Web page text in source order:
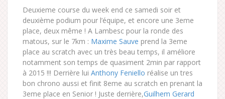
Deuxieme course du week end ce samedi soir et
deuxième podium pour l’équipe, et encore une 3eme
place, deux même ! A Lambesc pour la ronde des
matous, sur le 7km : Maxime Sauve prend la 3eme
place au scratch avec un très beau temps, il améliore
notamment son temps de quasiment 2min par rapport
à 2015 !!! Derrière lui Anthony Feniello réalise un tres
bon chrono aussi et finit 8eme au scratch en prenant la
3eme place en Senior ! Juste derrière,Guilhem Gerard